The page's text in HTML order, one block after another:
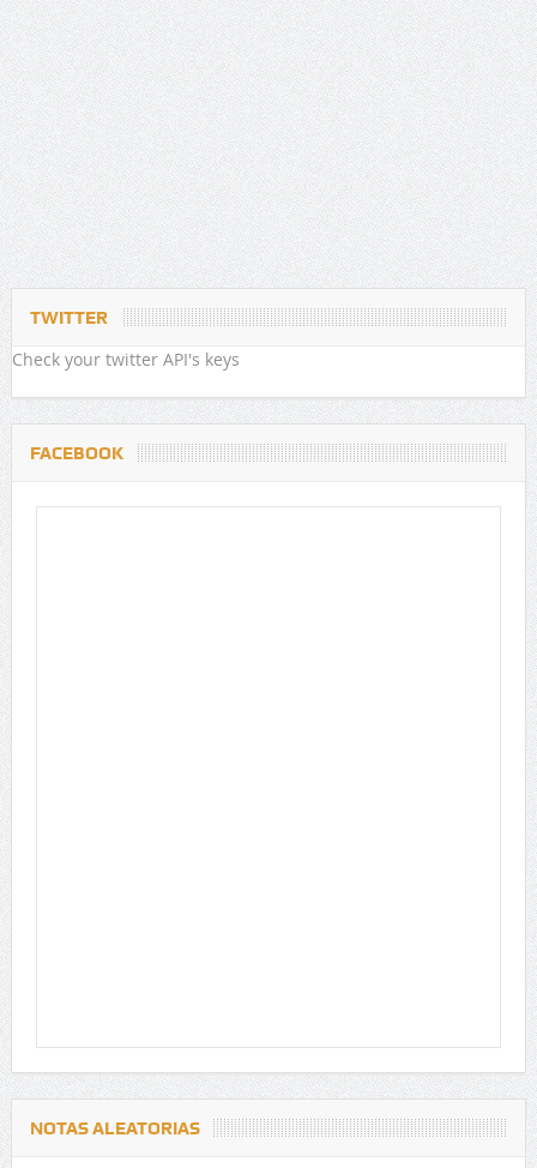
TWITTER
Check your twitter API's keys
FACEBOOK
NOTAS ALEATORIAS